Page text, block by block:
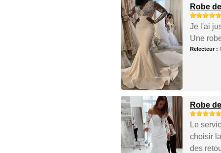
Robe
Je l'ai
Une
Relecteur :
Robe
Le
choisir
des